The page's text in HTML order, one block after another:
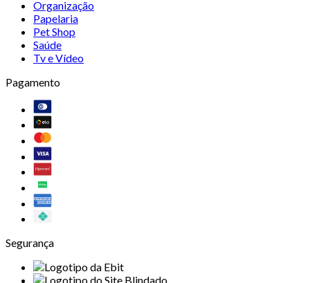
Organização
Papelaria
Pet Shop
Saúde
Tv e Vídeo
Pagamento
Segurança